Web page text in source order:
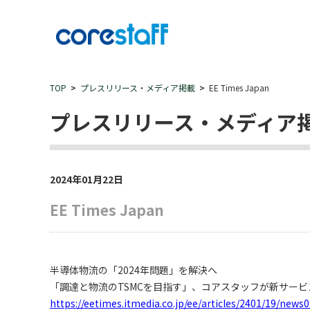
TOP プレスリリース・メディア掲載 EE Times Japan
プレスリリース・メディア
2024年01月22日
EE Times Japan
半導体物流の「2024年問題」を解決へ
「調達と物流のTSMCを目指す」、コアスタッフが新サー
https://eetimes.itmedia.co.jp/ee/articles/2401/19/